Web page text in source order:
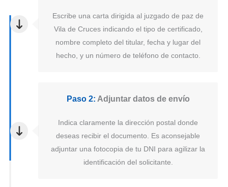
Escribe una carta dirigida al juzgado de paz de
Vila de Cruces indicando el tipo de certificado,
nombre completo del titular, fecha y lugar del
hecho, y un número de teléfono de contacto.
Paso 2: Adjuntar datos de envío
Indica claramente la dirección postal donde
deseas recibir el documento. Es aconsejable
adjuntar una fotocopia de tu DNI para agilizar la
identificación del solicitante.